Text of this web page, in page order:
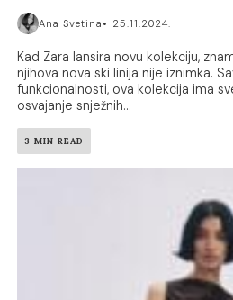
Ana Svetina 25.11.2024.
Kad Zara lansira novu kolekciju,
njihova nova ski linija nije iznimka.
funkcionalnosti, ova kolekcija ima
osvajanje snježnih...
3 MIN READ